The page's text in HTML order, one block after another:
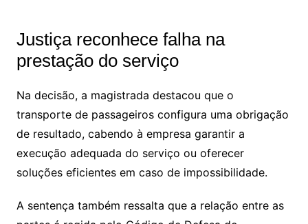
Justiça reconhece falha na
prestação do serviço
Na decisão, a magistrada destacou que o
transporte de passageiros configura uma obrigação
de resultado, cabendo à empresa garantir a
execução adequada do serviço ou oferecer
soluções eficientes em caso de impossibilidade.
A sentença também ressalta que a relação entre as